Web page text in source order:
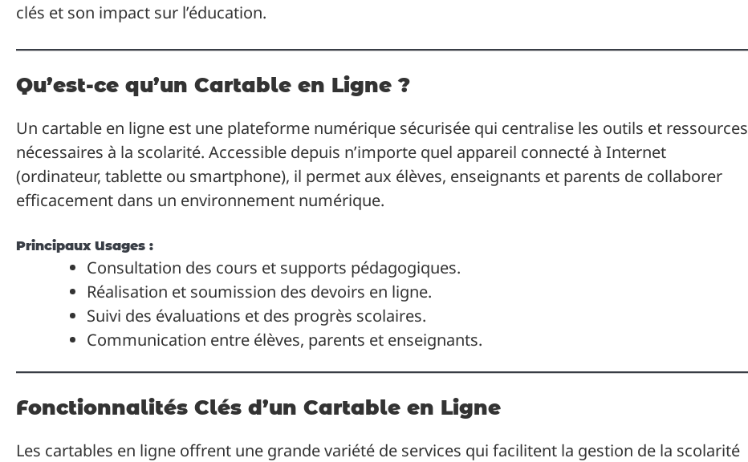
clés et son impact sur l’éducation.
Qu’est-ce qu’un Cartable en Ligne ?
Un cartable en ligne est une plateforme numérique sécurisée qui centralise les outils et ressources
nécessaires à la scolarité. Accessible depuis n’importe quel appareil connecté à Internet
(ordinateur, tablette ou smartphone), il permet aux élèves, enseignants et parents de collaborer
efficacement dans un environnement numérique.
Principaux Usages :
Consultation des cours et supports pédagogiques.
Réalisation et soumission des devoirs en ligne.
Suivi des évaluations et des progrès scolaires.
Communication entre élèves, parents et enseignants.
Fonctionnalités Clés d’un Cartable en Ligne
Les cartables en ligne offrent une grande variété de services qui facilitent la gestion de la scolarité